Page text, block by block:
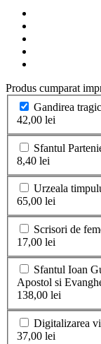
Produs cumparat
42,00 lei
Sfantul
8,40 lei
Urzeala
65,00 lei
Scrisori de
17,00 lei
Sfantul Ioan
Apostol si
138,00 lei
Digitalizarea
37,00 lei